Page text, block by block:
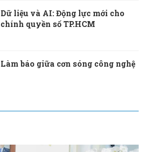
Dữ liệu và AI: Động lực mới cho
chính quyền số TP.HCM
Làm báo giữa cơn sóng công nghệ